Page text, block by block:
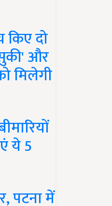
दो
और
मिलेगी
ये 5
पटना में